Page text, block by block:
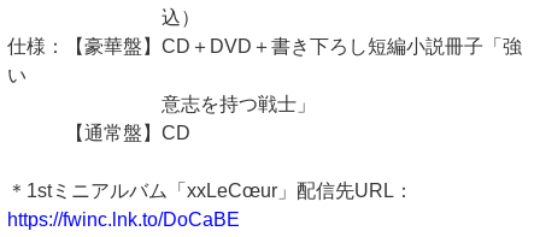
込）
仕様：【豪華盤】CD＋DVD＋書き下ろし短編小説冊子「強
い
意志を持つ戦士」
【通常盤】CD
＊1stミニアルバム「xxLeCœur」配信先URL：
https://fwinc.lnk.to/DoCaBE